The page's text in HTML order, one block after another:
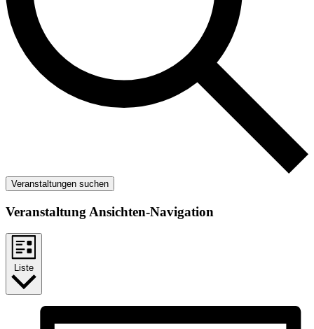
Veranstaltungen suchen
Veranstaltung Ansichten-Navigation
Liste